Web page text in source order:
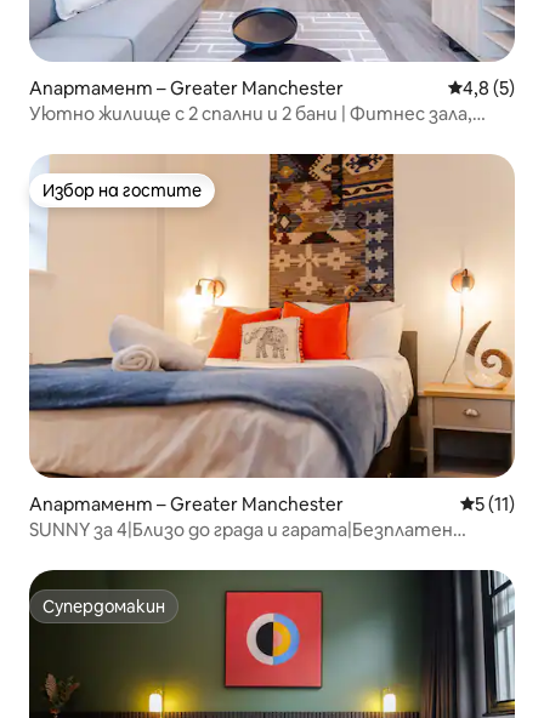
Апартамент – Greater Manchester Средна
4,8 (5)
Уютно жилище с 2 спални и 2 бани | Фитнес зала,
Избор на гостите
Избор на гостите
Апартамент – Greater Manchester Средна
5 (11)
SUNNY за 4|Близо до града и гарата|Безплатен
Супердомакин
Супердомакин